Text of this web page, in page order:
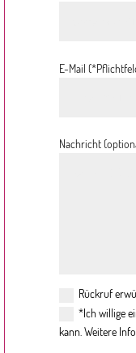
E-Mail
Nachricht
Rückruf
*Ich willige
kann. Weitere